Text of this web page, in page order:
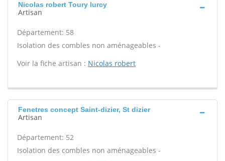
Nicolas robert Toury lurcy
Artisan
Département: 58
Isolation des combles non aménageables -
Voir la fiche artisan : Nicolas robert
Fenetres concept Saint-dizier, St dizier
Artisan
Département: 52
Isolation des combles non aménageables -